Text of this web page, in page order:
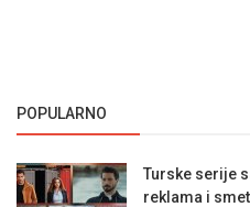
POPULARNO
Turske serije
reklama i